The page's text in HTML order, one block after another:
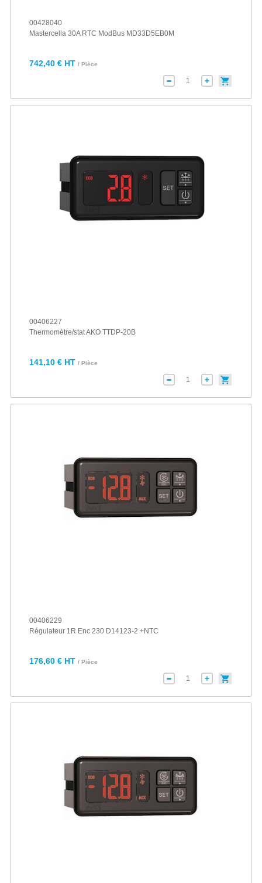
00428040
Mastercella 30A RTC ModBus MD33D5EB0M
742,40 € HT / Pièce
00406227
Thermomètre/stat AKO TTDP-20B
141,10 € HT / Pièce
00406229
Régulateur 1R Enc 230 D14123-2 +NTC
176,60 € HT / Pièce